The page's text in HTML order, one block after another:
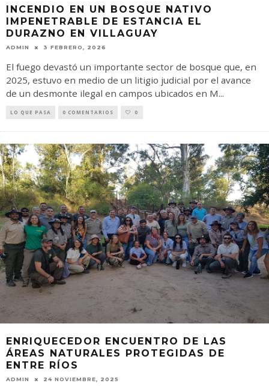
INCENDIO EN UN BOSQUE NATIVO
IMPENETRABLE DE ESTANCIA EL
DURAZNO EN VILLAGUAY
ADMIN 3 FEBRERO, 2026
El fuego devastó un importante sector de bosque que, en
2025, estuvo en medio de un litigio judicial por el avance
de un desmonte ilegal en campos ubicados en M...
LO QUE PASA 0 COMENTARIOS 0
ENRIQUECEDOR ENCUENTRO DE LAS
ÁREAS NATURALES PROTEGIDAS DE
ENTRE RÍOS
ADMIN 24 NOVIEMBRE, 2025